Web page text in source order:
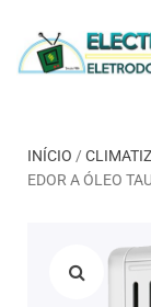
INÍCIO /
EDOR A ÓLEO